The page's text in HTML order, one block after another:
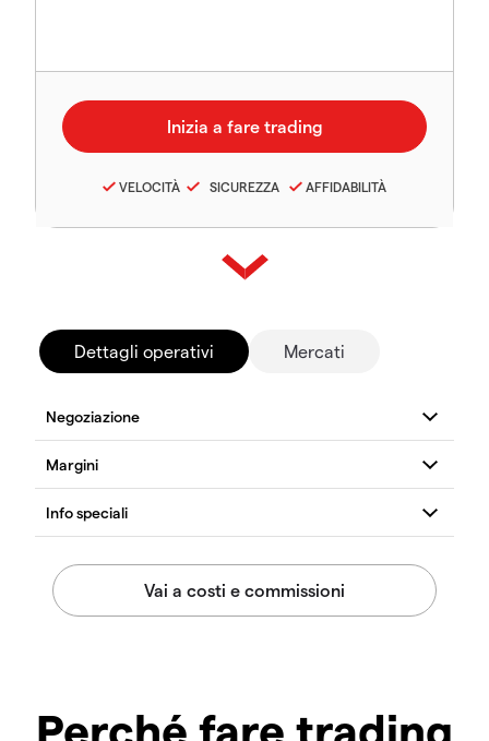
VELOCITÀ SICUREZZA AFFIDABILITÀ
Dettagli operativi Mercati
Perché fare trading